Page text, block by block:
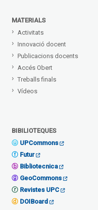
MATERIALS
Activitats
Innovació docent
Publicacions docents
Accés Obert
Treballs finals
Vídeos
BIBILIOTEQUES
UPCommons
Futur
Bibliotecnica
GeoCommons
Revistes UPC
DOIBoard